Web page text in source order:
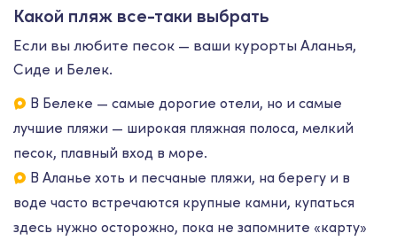
Какой пляж все-таки выбрать
Если вы любите песок — ваши курорты Аланья,
Сиде и Белек.
В Белеке — самые дорогие отели, но и самые
лучшие пляжи — широкая пляжная полоса, мелкий
песок, плавный вход в море.
В Аланье хоть и песчаные пляжи, на берегу и в
воде часто встречаются крупные камни, купаться
здесь нужно осторожно, пока не запомните «карту»